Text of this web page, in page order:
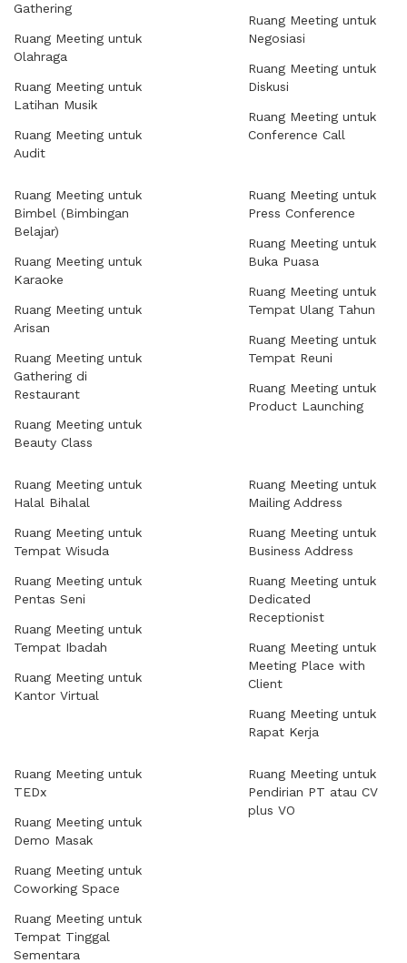
Gathering
Ruang Meeting untuk
Olahraga
Ruang Meeting untuk
Latihan Musik
Ruang Meeting untuk
Audit
Ruang Meeting untuk
Negosiasi
Ruang Meeting untuk
Diskusi
Ruang Meeting untuk
Conference Call
Ruang Meeting untuk
Bimbel (Bimbingan
Belajar)
Ruang Meeting untuk
Karaoke
Ruang Meeting untuk
Arisan
Ruang Meeting untuk
Gathering di
Restaurant
Ruang Meeting untuk
Beauty Class
Ruang Meeting untuk
Press Conference
Ruang Meeting untuk
Buka Puasa
Ruang Meeting untuk
Tempat Ulang Tahun
Ruang Meeting untuk
Tempat Reuni
Ruang Meeting untuk
Product Launching
Ruang Meeting untuk
Halal Bihalal
Ruang Meeting untuk
Tempat Wisuda
Ruang Meeting untuk
Pentas Seni
Ruang Meeting untuk
Tempat Ibadah
Ruang Meeting untuk
Kantor Virtual
Ruang Meeting untuk
Mailing Address
Ruang Meeting untuk
Business Address
Ruang Meeting untuk
Dedicated
Receptionist
Ruang Meeting untuk
Meeting Place with
Client
Ruang Meeting untuk
Rapat Kerja
Ruang Meeting untuk
TEDx
Ruang Meeting untuk
Demo Masak
Ruang Meeting untuk
Coworking Space
Ruang Meeting untuk
Tempat Tinggal
Sementara
Ruang Meeting untuk
Pendirian PT atau CV
plus VO